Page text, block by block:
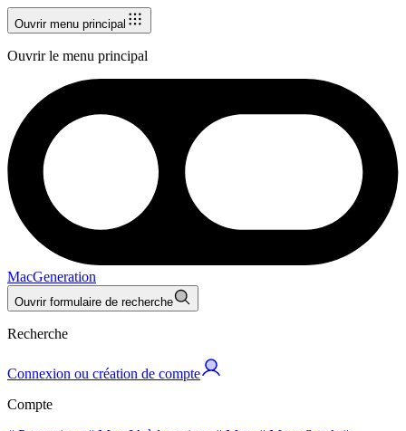
Ouvrir menu principal
Ouvrir le menu principal
MacGeneration
Ouvrir formulaire de recherche
Recherche
Connexion ou création de compte
Compte